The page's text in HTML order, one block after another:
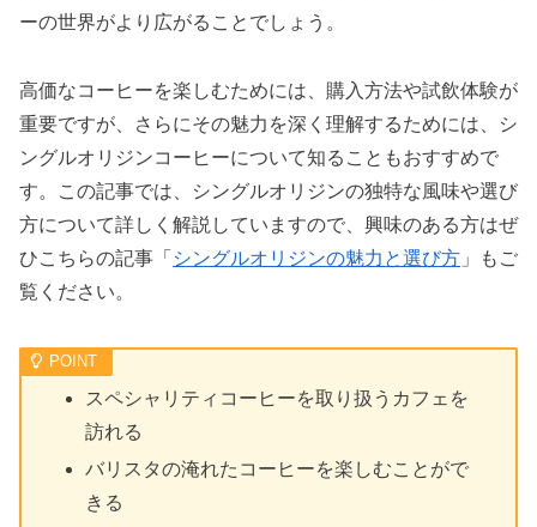
ーの世界がより広がることでしょう。
高価なコーヒーを楽しむためには、購入方法や試飲体験が
重要ですが、さらにその魅力を深く理解するためには、シ
ングルオリジンコーヒーについて知ることもおすすめで
す。この記事では、シングルオリジンの独特な風味や選び
方について詳しく解説していますので、興味のある方はぜ
ひこちらの記事「 シングルオリジンの魅力と選び方 」もご
覧ください。
スペシャリティコーヒーを取り扱うカフェを
訪れる
バリスタの淹れたコーヒーを楽しむことがで
きる